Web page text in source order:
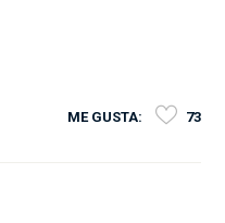
ME GUSTA: 73